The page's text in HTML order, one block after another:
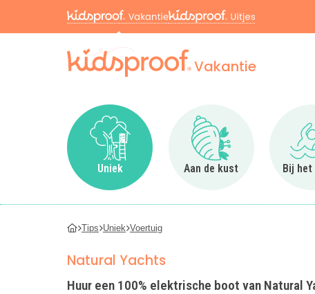
Vakantie
Uniek
Ga naar Uniek
Aan de kust
Ga naar Aan de kust
Bij
Tips Uniek Voertuig
Natural Yachts
Huur een 100% elektrische boot van Natural